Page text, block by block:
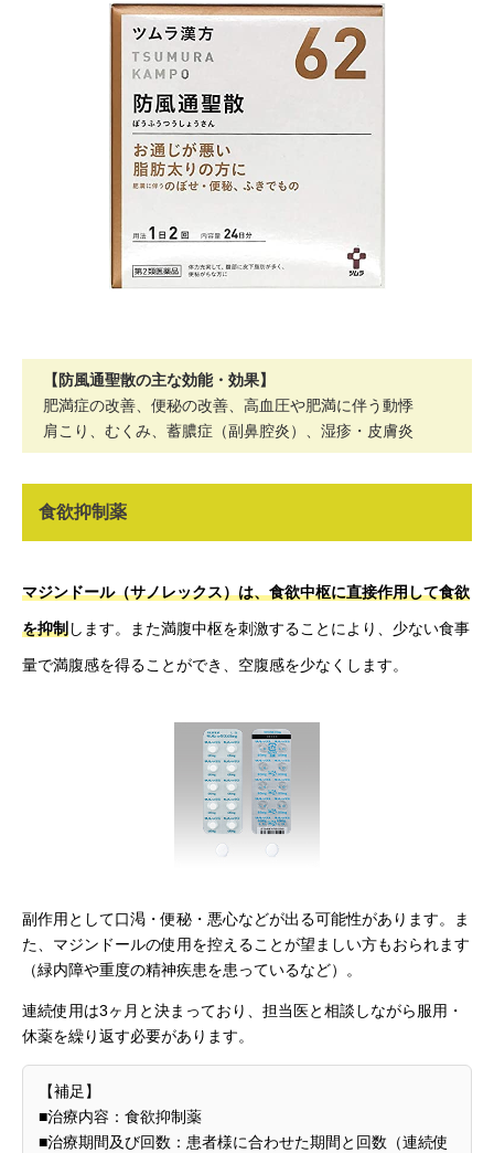
【防風通聖散の主な効能・効果】
肥満症の改善、便秘の改善、高血圧や肥満に伴う動悸
肩こり、むくみ、蓄膿症（副鼻腔炎）、湿疹・皮膚炎
食欲抑制薬
マジンドール（サノレックス）は、食欲中枢に直接作用して食欲
を抑制します。また満腹中枢を刺激することにより、少ない食事
量で満腹感を得ることができ、空腹感を少なくします。
副作用として口渇・便秘・悪心などが出る可能性があります。ま
た、マジンドールの使用を控えることが望ましい方もおられます
（緑内障や重度の精神疾患を患っているなど）。
連続使用は3ヶ月と決まっており、担当医と相談しながら服用・
休薬を繰り返す必要があります。
【補足】
■治療内容：食欲抑制薬
■治療期間及び回数：患者様に合わせた期間と回数（連続使